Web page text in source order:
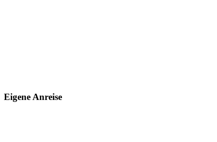
Eigene Anreise